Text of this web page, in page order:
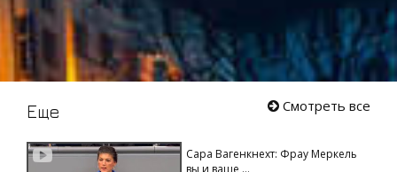
Еще Смотреть все
Сара Вагенкнехт: Фрау Меркель
вы и ваше ...